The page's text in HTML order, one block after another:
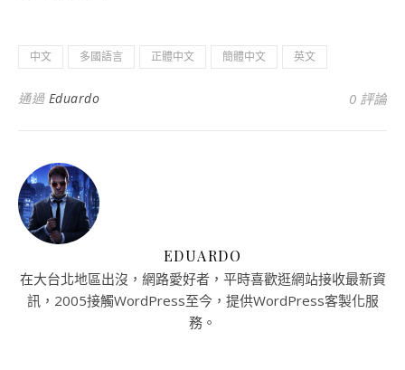
中文 多國語言 正體中文 簡體中文 英文
通過 Eduardo 0 評論
EDUARDO
在大台北地區出沒，網路愛好者，平時喜歡逛網站接收最新資
訊，2005接觸WordPress至今，提供WordPress客製化服
務。